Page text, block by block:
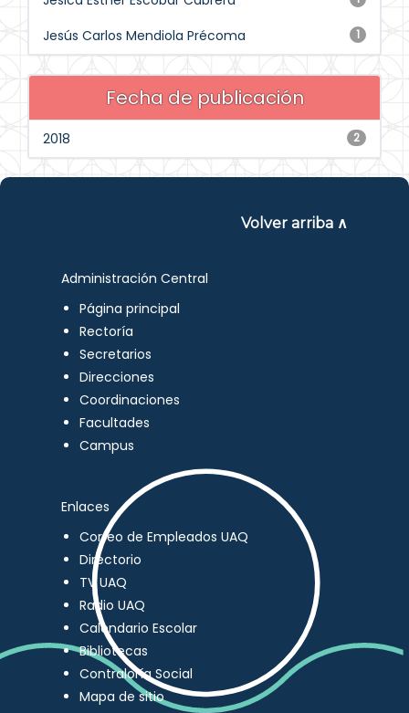
1
Jesús Carlos Mendiola Précoma
Fecha de publicación
2
2018
Volver arriba ∧
Administración Central
Página principal
Rectoría
Secretarios
Direcciones
Coordinaciones
Facultades
Campus
Enlaces
Correo de Empleados UAQ
Directorio
TV UAQ
Radio UAQ
Calendario Escolar
Bibliotecas
Contraloría Social
Mapa de sitio